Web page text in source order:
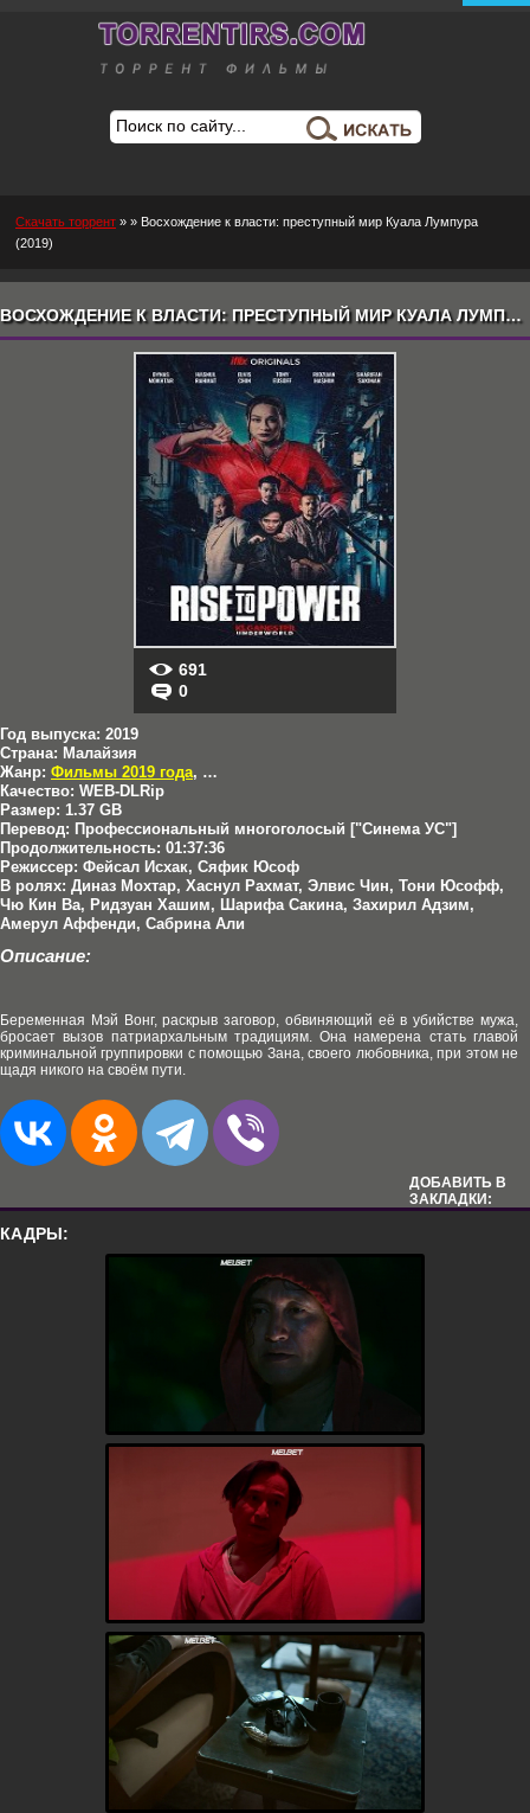
Скачать торрент » » Восхождение к власти: преступный мир Куала Лумпура
(2019)
ВОСХОЖДЕНИЕ К ВЛАСТИ: ПРЕСТУПНЫЙ МИР КУАЛА ЛУМПУРА (2019) СКАЧАТЬ ТОРРЕНТ
691
0
Год выпуска: 2019
Страна: Малайзия
Жанр: Фильмы 2019 года, Боевики
Качество: WEB-DLRip
Размер: 1.37 GB
Перевод: Профессиональный многоголосый ["Синема УС"]
Продолжительность: 01:37:36
Режиссер: Фейсал Исхак, Сяфик Юсоф
В ролях: Диназ Мохтар, Хаснул Рахмат, Элвис Чин, Тони Юсофф,
Чю Кин Ва, Ридзуан Хашим, Шарифа Сакина, Захирил Адзим,
Амерул Аффенди, Сабрина Али
Описание:
Беременная Мэй Вонг, раскрыв заговор, обвиняющий её в убийстве мужа,
бросает вызов патриархальным традициям. Она намерена стать главой
криминальной группировки с помощью Зана, своего любовника, при этом не
щадя никого на своём пути.
ДОБАВИТЬ В
ЗАКЛАДКИ:
КАДРЫ: